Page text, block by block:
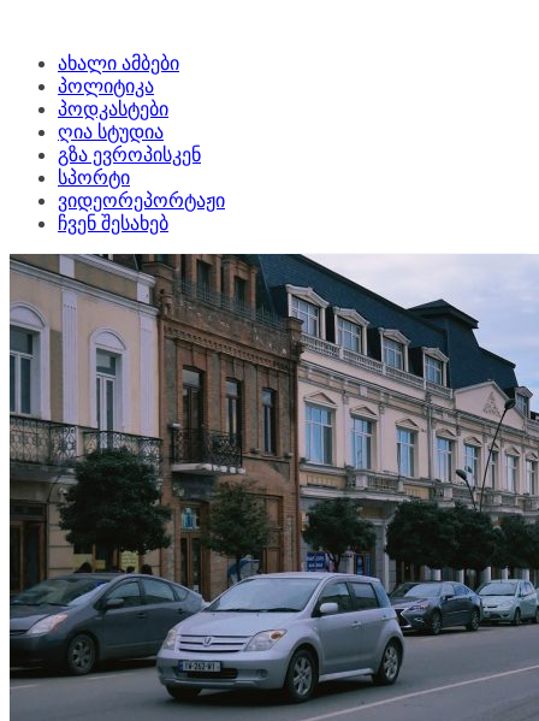
ახალი ამბები
პოლიტიკა
პოდკასტები
ღია სტუდია
გზა ევროპისკენ
სპორტი
ვიდეორეპორტაჟი
ჩვენ შესახებ